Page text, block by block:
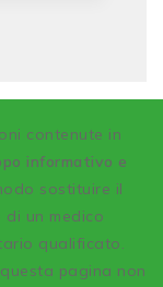
contenute in
informativo e
sostituire il
un medico
qualificato.
pagina non